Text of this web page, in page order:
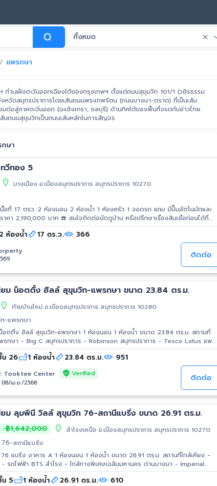
ทั้งหมด
แพรกษา
ทำเลฝั่งตะวันออกเฉียงใต้ของกรุงเทพฯ ตั้งแต่ถนนสุขุมวิท 101/1 (วชิรธรรม
วัดสมุทรปราการโดยเส้นถนนพระเทพรัตน (ถนนบางนา-ตราด) ที่เป็นเส้น
มต่อสู่ภาคตะวันออก (ฉะเชิงเทรา, ชลบุรี) ด้านทิศใต้ของพื้นที่จรดกับอ่าวไทย
ส้นถนนสุขุมวิทเป็นถนนเส้นหลักในการสัญจร
ษา
วีทอง 5
บางเมือง อ.เมืองสมุทรปราการ สมุทรปราการ 10270
นื้อที่ 17 ตรว. 2 ห้องนอน 2 ห้องน้ำ 1 ห้องครัว 1 จอดรถ แถม มีปั๊มอัตโนมัตและ
PKA
2 ห้องน้ำ 17 ตร.ว. 366
ติดต่อ
ขาย คอนโดมิเนียม น็อตติ้ง ฮิลล์ สุขุมวิท-แพรกษา ขนาด 23.84 ตร.ม.
ท้ายบ้านใหม่ อ.เมืองสมุทรปราการ สมุทรปราการ 10280
-แพรกษา
ตติ้ง ฮิลล์ สุขุมวิท-แพรกษา 1 ห้องนอน 1 ห้องน้ำ ขนาด 23.84 ตร.ม. สถานที่
า - Makro ศรีนครินทร์ - Central บางนา
น 26 1 ห้องน้ำ 23.84 ตร.ม. 951
Tooktee Center Verified
เม.ย./2568 ติดต่อ
ยม ลุมพินี วิลล์ สุขุมวิท 76-สถานีแบริ่ง ขนาด 26.91 ตร.ม.
฿1,642,000 สำโรงเหนือ อ.เมืองสมุทรปราการ สมุทรปราการ 10270
สถานีแบริ่ง
ง อาคาร A 1 ห้องนอน 1 ห้องน้ำ ขนาด 26.91 ตร.ม. สถานที่ใกล้เคียง -
รถไฟฟ้า BTS สำโรง - ใกล้ทางพิเศษเฉลิมมหานคร ด่านบางนา - Imperial
สำโรง - Big C Jumbo - BITEC - รพ.สำโรงการแพทย์ - รร.นานาชาติ
น 5 1 ห้องน้ำ 26.91 ตร.ม. 610